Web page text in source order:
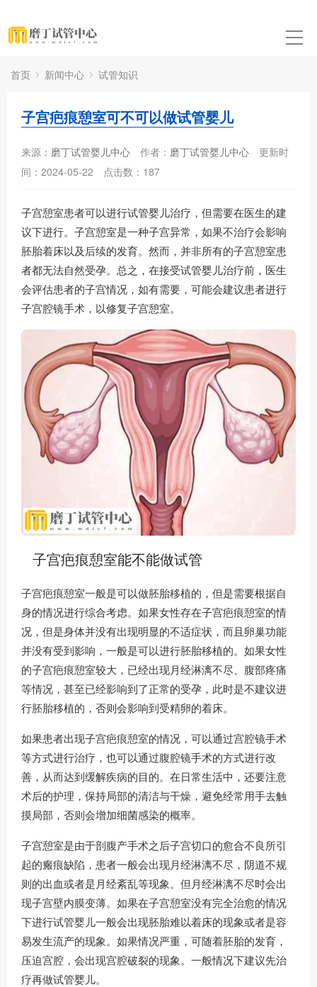
首页 新闻中心 试管知识
子宫疤痕憩室可不可以做试管婴儿
来源： 磨丁试管婴儿中心 作者： 磨丁试管婴儿中心
更新时
间：2024-05-22
点击数： 187
子宫憩室患者可以进行试管婴儿治疗，但需要在医生的建
议下进行。子宫憩室是一种子宫异常，如果不治疗会影响
胚胎着床以及后续的发育。然而，并非所有的子宫憩室患
者都无法自然受孕。总之，在接受试管婴儿治疗前，医生
会评估患者的子宫情况，如有需要，可能会建议患者进行
子宫腔镜手术，以修复子宫憩室。
子宫疤痕憩室能不能做试管
子宫疤痕憩室一般是可以做胚胎移植的，但是需要根据自
身的情况进行综合考虑。如果女性存在子宫疤痕憩室的情
况，但是身体并没有出现明显的不适症状，而且卵巢功能
并没有受到影响，一般是可以进行胚胎移植的。如果女性
的子宫疤痕憩室较大，已经出现月经淋漓不尽、腹部疼痛
等情况，甚至已经影响到了正常的受孕，此时是不建议进
行胚胎移植的，否则会影响到受精卵的着床。
如果患者出现子宫疤痕憩室的情况，可以通过宫腔镜手术
等方式进行治疗，也可以通过腹腔镜手术的方式进行改
善，从而达到缓解疾病的目的。在日常生活中，还要注意
术后的护理，保持局部的清洁与干燥，避免经常用手去触
摸局部，否则会增加细菌感染的概率。
子宫憩室是由于剖腹产手术之后子宫切口的愈合不良所引
起的瘢痕缺陷，患者一般会出现月经淋漓不尽，阴道不规
则的出血或者是月经紊乱等现象。但月经淋漓不尽时会出
现子宫壁内膜变薄。如果在子宫憩室没有完全治愈的情况
下进行试管婴儿一般会出现胚胎难以着床的现象或者是容
易发生流产的现象。如果情况严重，可随着胚胎的发育，
压迫宫腔，会出现宫腔破裂的现象。一般情况下建议先治
疗再做试管婴儿。